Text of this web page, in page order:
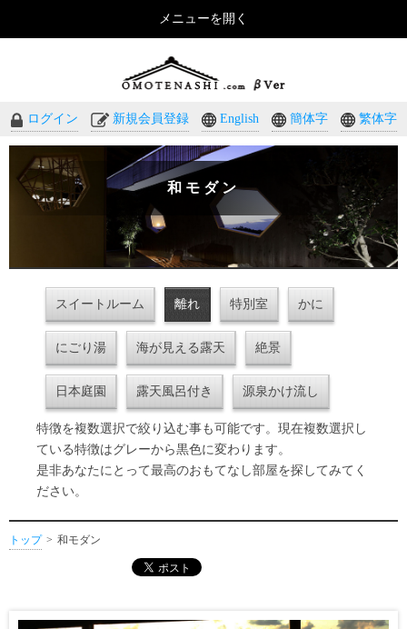
ログイン 新規会員登録 English 簡体字 繁体字
和モダン
スイートルーム 離れ 特別室 かに
にごり湯 海が見える露天 絶景
日本庭園 露天風呂付き 源泉かけ流し
特徴を複数選択で絞り込む事も可能です。現在複数選択し
ている特徴はグレーから黒色に変わります。
是非あなたにとって最高のおもてなし部屋を探してみてく
ださい。
トップ 和モダン
メニューを開く